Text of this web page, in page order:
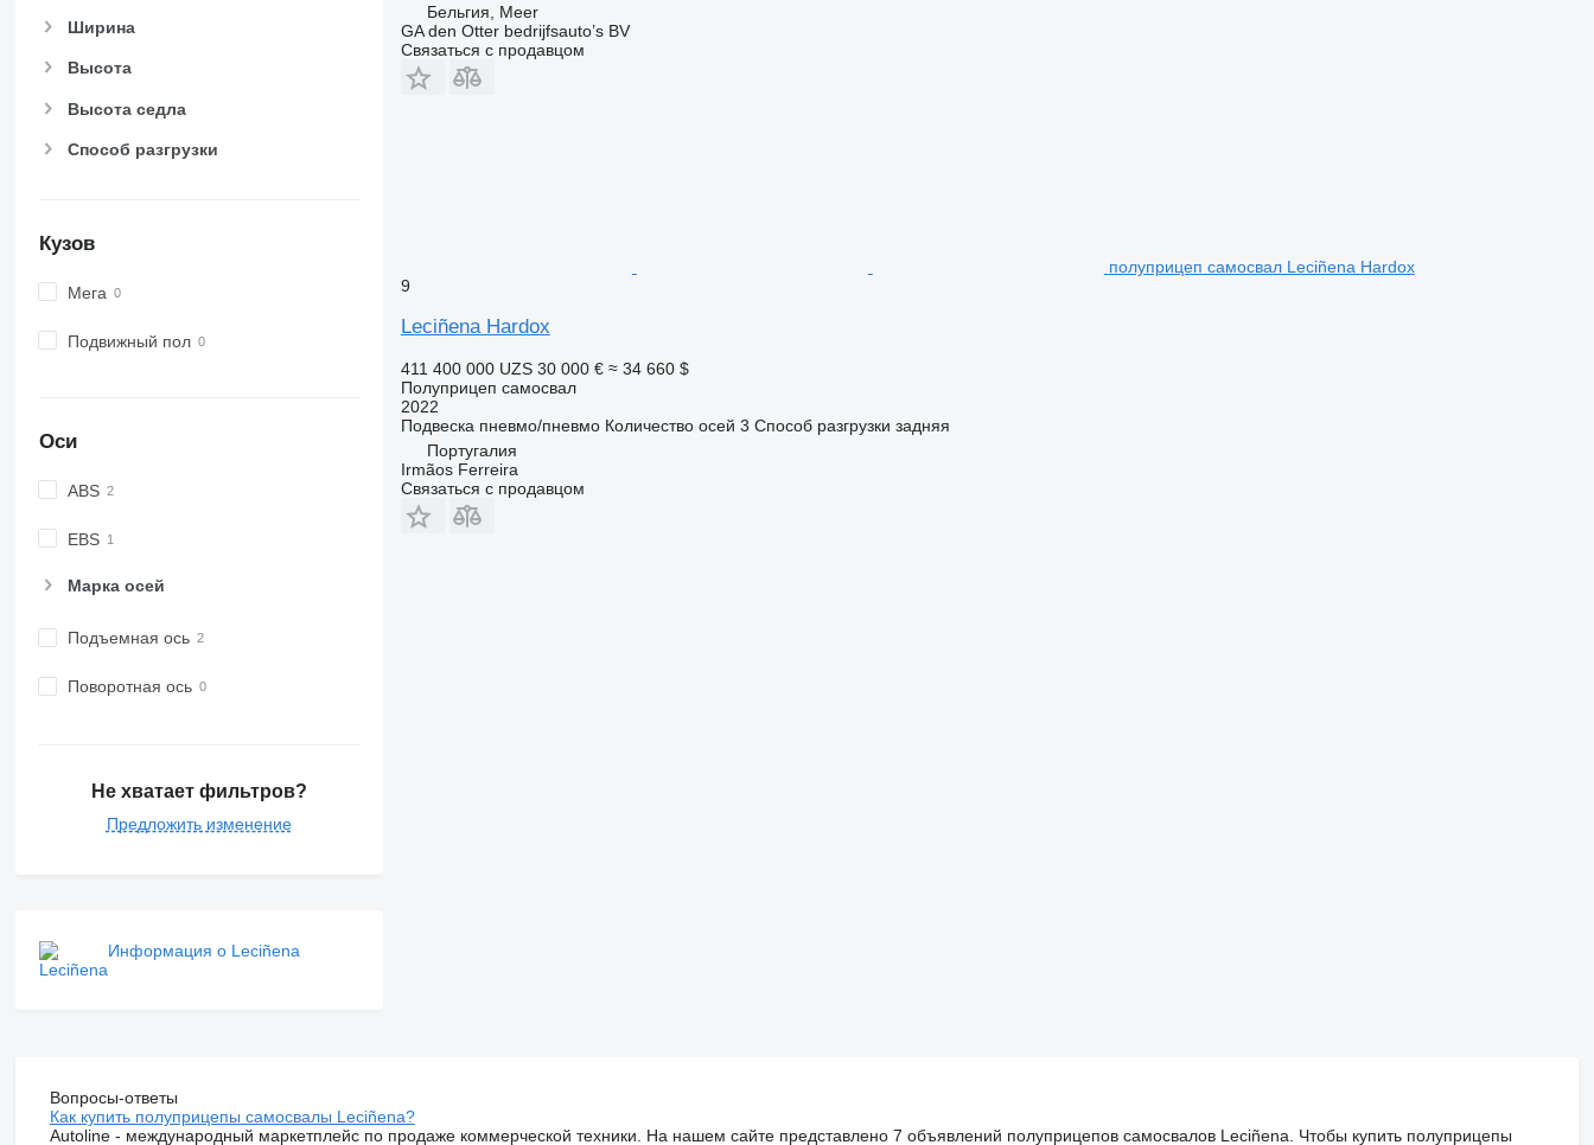
Ширина
Высота
Высота седла
Способ разгрузки
Кузов
Мега
Подвижный пол
Оси
ABS
EBS
Марка осей
Подъемная ось
Поворотная ось
Не хватает фильтров?
Предложить изменение
Информация о Leciñena
Бельгия, Meer
GA den Otter bedrijfsauto’s BV
Связаться с продавцом
полуприцеп самосвал Leciñena Hardox
9
Leciñena Hardox
411 400 000 UZS 30 000 € ≈ 34 660 $
Полуприцеп самосвал
2022
Подвеска пневмо/пневмо Количество осей 3 Способ разгрузки задняя
Португалия
Irmãos Ferreira
Связаться с продавцом
Вопросы-ответы
Как купить полуприцепы самосвалы Leciñena?
Autoline - международный маркетплейс по продаже коммерческой техники. На нашем сайте представлено 7 объявлений полуприцепов самосвалов Leciñena. Чтобы купить полуприцепы